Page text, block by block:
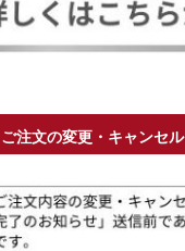
ご注文の変更・キャンセル